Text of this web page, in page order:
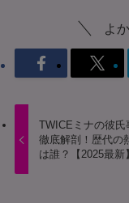
よ
TWICEミナの彼氏
徹底解剖！歴代の
は誰？【2025最新】